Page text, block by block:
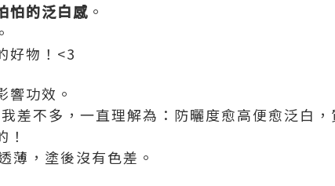
怕的泛白感 。
好物！<3
響功效。
差不多，一直理解為：防曬度愈高便愈泛白
薄，塗後沒有色差。